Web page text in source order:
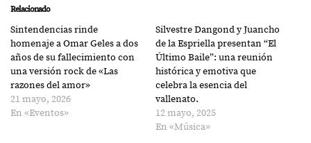
Relacionado
Sintendencias rinde
homenaje a Omar Geles a dos
años de su fallecimiento con
una versión rock de «Las
razones del amor»
21 mayo, 2026
En «Eventos»
Silvestre Dangond y Juancho
de la Espriella presentan “El
Último Baile”: una reunión
histórica y emotiva que
celebra la esencia del
vallenato.
12 mayo, 2025
En «Música»